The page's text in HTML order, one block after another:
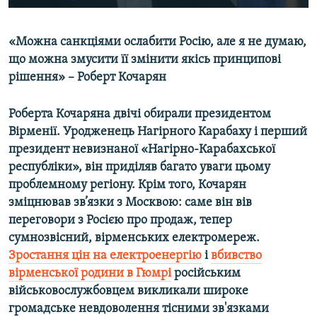
РУС
УКР
КТАТ
Усі сайти RFE/RL
«Можна санкціями ослабити Росію, але я не думаю,
що можна змусити її змінити якісь принципові
рішення» – Роберт Кочарян
Роберта Кочаряна двічі обирали президентом
Вірменії. Уродженець Нагірного Карабаху і перший
президент невизнаної «Нагірно-Карабахської
республіки», він приділяв багато уваги цьому
проблемному регіону. Крім того, Кочарян
зміцнював зв’язки з Москвою: саме він вів
переговори з Росією про продаж, тепер
сумнозвісний, вірменських електромереж.
Зростання цін на електроенергію івбивство
вірменської родини в Гюмріросійським
військовослужбовцем викликали широке
громадське невдоволення тісними зв'язками